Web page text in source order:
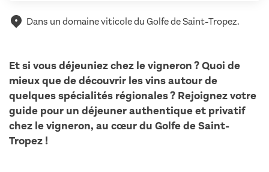
Dans un domaine viticole du Golfe de Saint-Tropez.
Et si vous déjeuniez chez le vigneron ? Quoi de
mieux que de découvrir les vins autour de
quelques spécialités régionales ? Rejoignez votre
guide pour un déjeuner authentique et privatif
chez le vigneron, au cœur du Golfe de Saint-
Tropez !